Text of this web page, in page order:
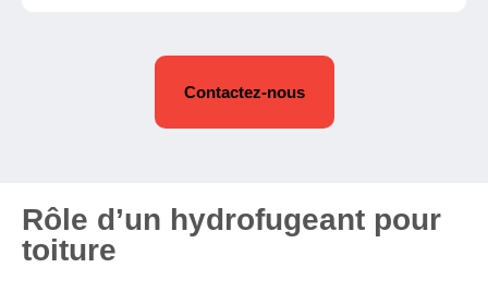
Contactez-nous
Rôle d’un hydrofugeant pour
toiture